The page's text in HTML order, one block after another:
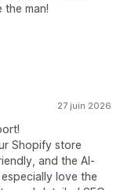
the man!
27 juin 2026
Shopify store
and the AI-
love the